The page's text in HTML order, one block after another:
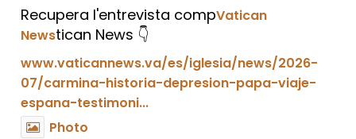
Recupera l'entrevista compVatican
Newstican News 👇
www.vaticannews.va/es/iglesia/news/2026-
07/carmina-historia-depresion-papa-viaje-
espana-testimoni...
Photo